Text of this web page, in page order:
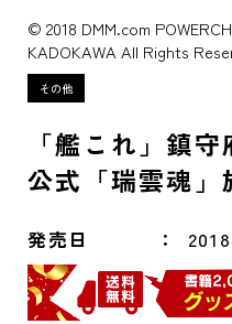
© 2018 DMM.com
KADOKAWA All Rights
「艦これ」鎮
公式「瑞雲魂」
発売日